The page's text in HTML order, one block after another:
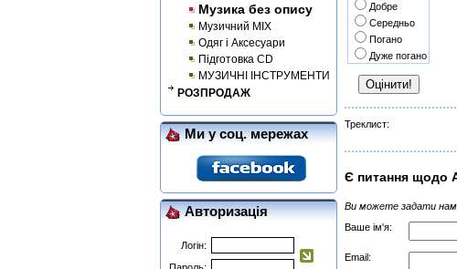
Музика без опису
Музичний MIX
Одяг і Аксесуари
Підготовка CD
МУЗИЧНІ ІНСТРУМЕНТИ
РОЗПРОДАЖ
Ми у соц. мережах
Авторизація
Логін:
Добре
Середньо
Погано
Дуже погано
Треклист:
Є питання щодо
Ви можете задати нам
Ваше ім'я:
Email: